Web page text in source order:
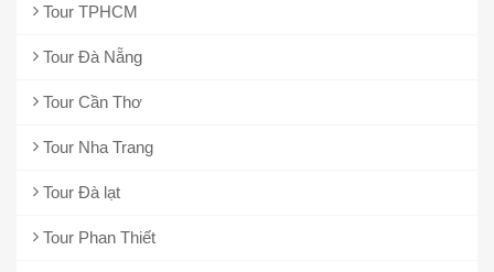
Tour TPHCM
Tour Đà Nẵng
Tour Cần Thơ
Tour Nha Trang
Tour Đà lạt
Tour Phan Thiết